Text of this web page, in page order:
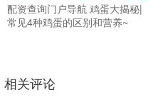
配资查询门户导航 鸡蛋大揭秘|
常见4种鸡蛋的区别和营养~
相关评论